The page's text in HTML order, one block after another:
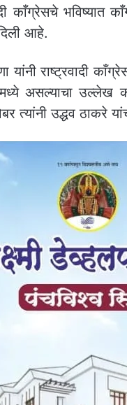
काँग्रेसचे
आहे.
यांनी राष्ट्रवादी
असल्याचा उल्लेख
उद्धव ठाकरे